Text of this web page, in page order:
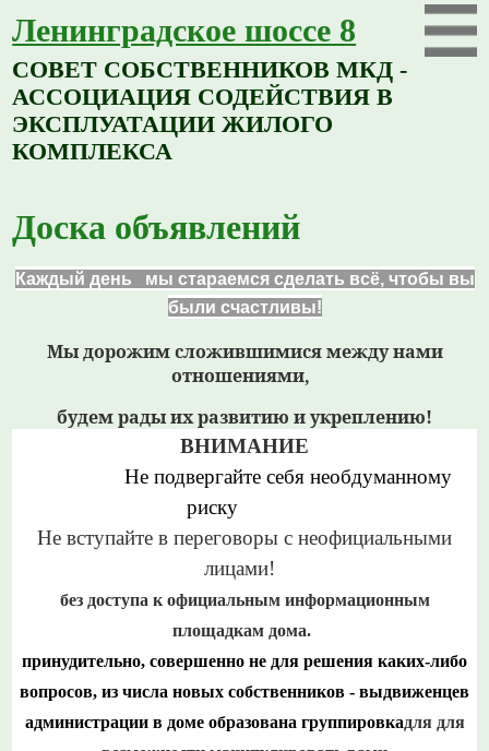
Ленинградское шоссе 8
СОВЕТ СОБСТВЕННИКОВ МКД -
АССОЦИАЦИЯ СОДЕЙСТВИЯ В
ЭКСПЛУАТАЦИИ ЖИЛОГО
КОМПЛЕКСА
Доска объявлений
Каждый день мы стараемся сделать всё, чтобы вы
были счастливы!
Мы дорожим сложившимися между нами
отношениями,
будем рады их развитию и укреплению!
ВНИМАНИЕ
Не подвергайте себя необдуманному
риску
Не вступайте в переговоры с неофициальными
лицами!
без доступа к официальным информационным
площадкам дома.
принудительно, совершенно не для решения каких-либо
вопросов, из числа новых собственников - выдвиженцев
администрации в доме образована группировкадля для